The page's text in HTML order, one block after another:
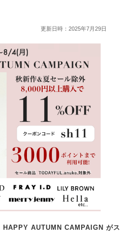
更新日時：2025年7月29日
HAPPY AUTUMN CAMPAIGN がス